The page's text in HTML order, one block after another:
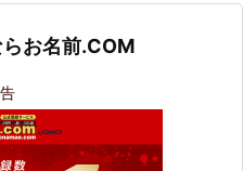
らお名前.COM